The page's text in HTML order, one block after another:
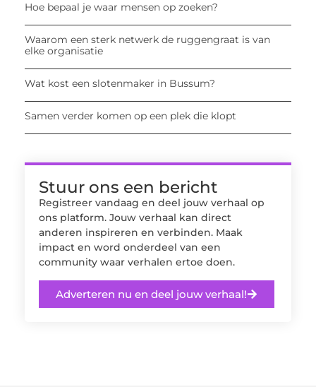
Hoe bepaal je waar mensen op zoeken?
Waarom een sterk netwerk de ruggengraat is van
elke organisatie
Wat kost een slotenmaker in Bussum?
Samen verder komen op een plek die klopt
Stuur ons een bericht
Registreer vandaag en deel jouw verhaal op
ons platform. Jouw verhaal kan direct
anderen inspireren en verbinden. Maak
impact en word onderdeel van een
community waar verhalen ertoe doen.
Adverteren nu en deel jouw verhaal!